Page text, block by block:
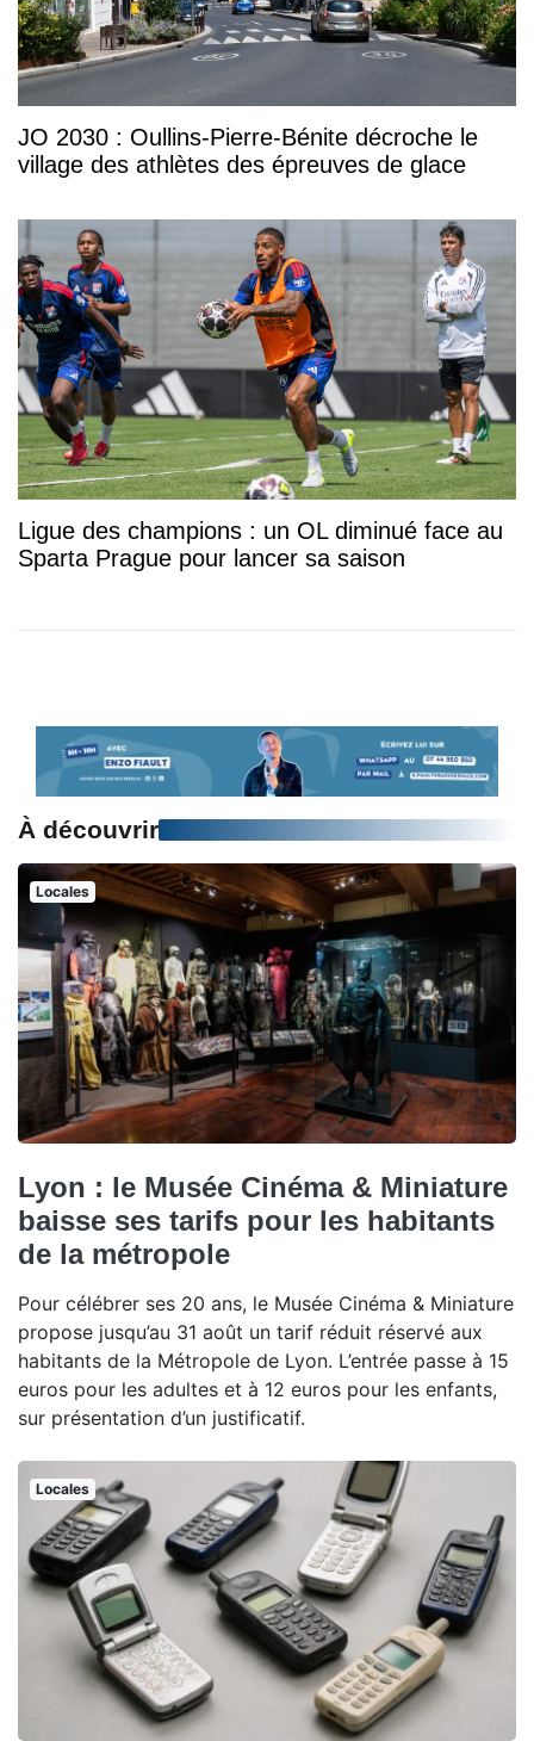
JO 2030 : Oullins-Pierre-Bénite décroche le
village des athlètes des épreuves de glace
Ligue des champions : un OL diminué face au
Sparta Prague pour lancer sa saison
À découvrir
Locales
Lyon : le Musée Cinéma & Miniature
baisse ses tarifs pour les habitants
de la métropole
Pour célébrer ses 20 ans, le Musée Cinéma & Miniature
propose jusqu’au 31 août un tarif réduit réservé aux
habitants de la Métropole de Lyon. L’entrée passe à 15
euros pour les adultes et à 12 euros pour les enfants,
sur présentation d’un justificatif.
Locales